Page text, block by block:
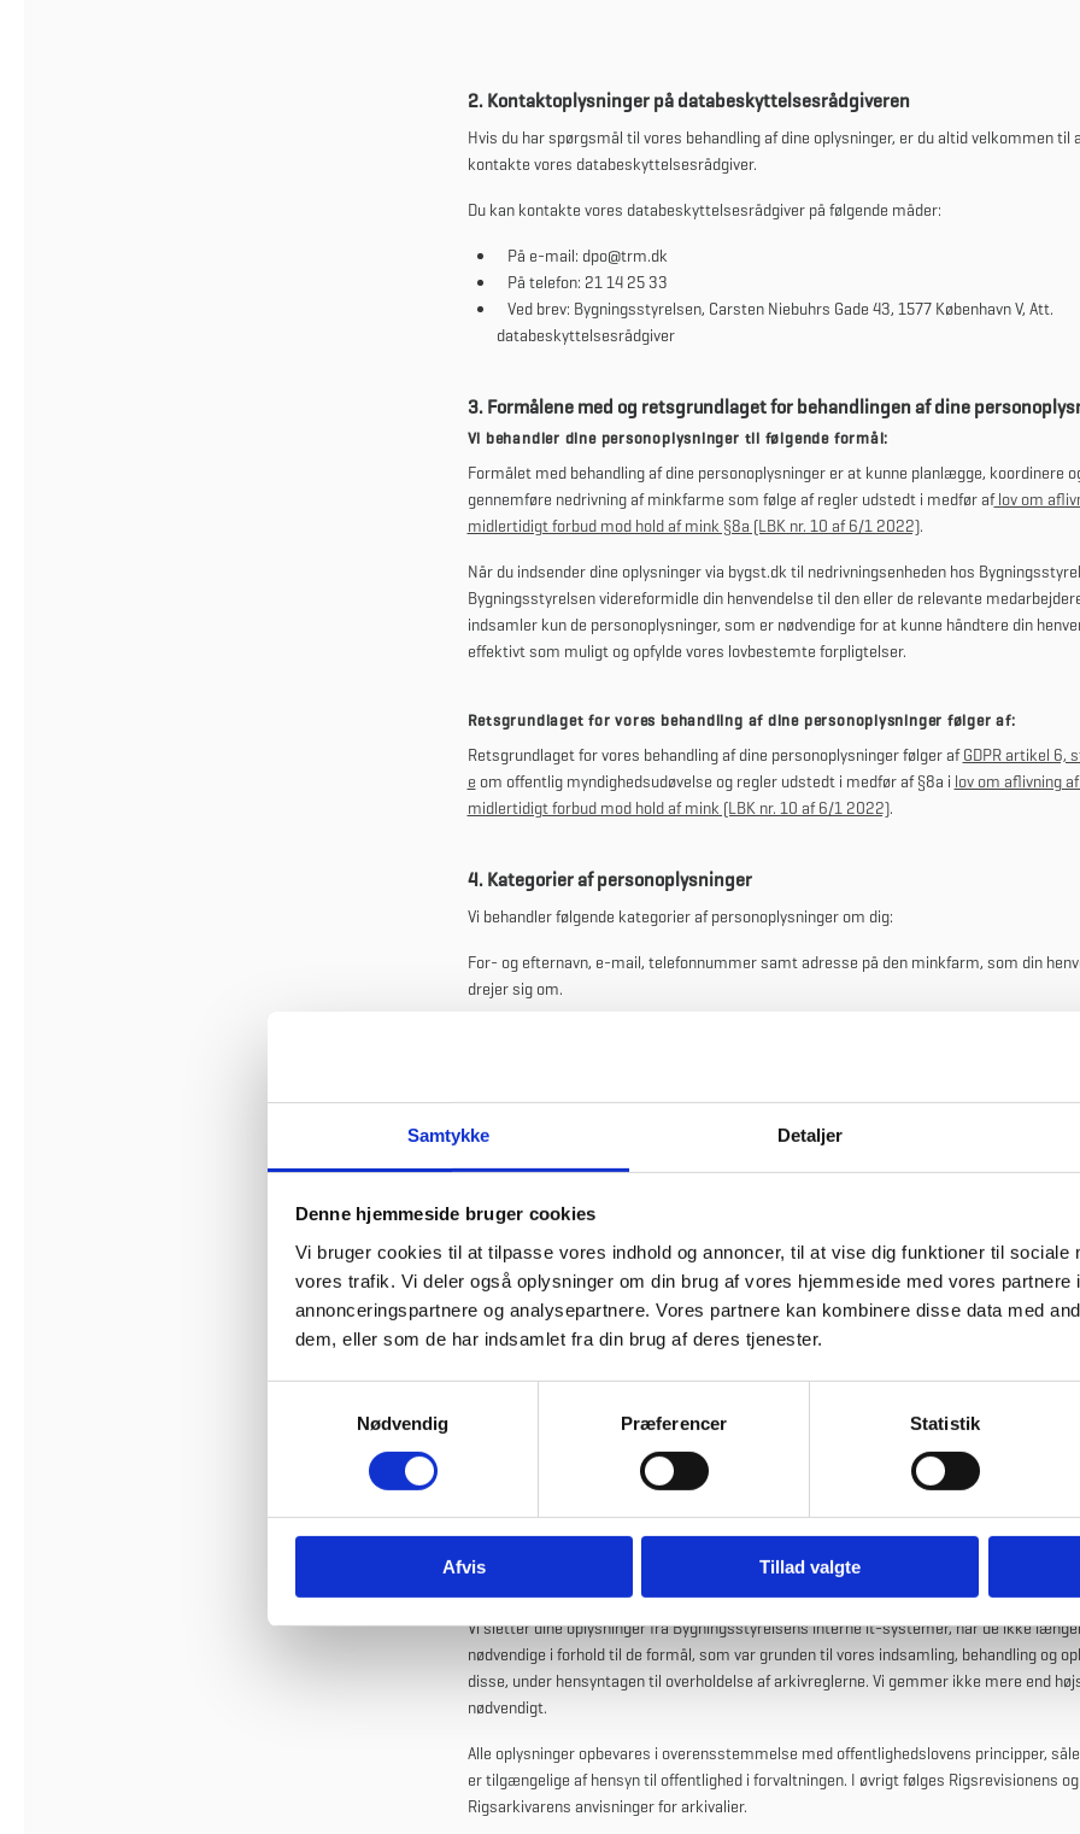
Samtykke Detaljer
Denne hjemmeside bruger cookies
Vi bruger cookies til at tilpasse vores indhold og annoncer, til at vise dig funktioner til sociale
vores trafik. Vi deler også oplysninger om din brug af vores hjemmeside med vores partnere
annonceringspartnere og analysepartnere. Vores partnere kan kombinere disse data med
dem, eller som de har indsamlet fra din brug af deres tjenester.
v
Nødvendig Præferencer Statistik
Afvis Tillad valgte
2. Kontaktoplysninger på databeskyttelsesrådgiveren
Hvis du har spørgsmål til vores behandling af dine oplysninger, er du altid velkommen til
kontakte vores databeskyttelsesrådgiver.
Du kan kontakte vores databeskyttelsesrådgiver på følgende måder:
På e-mail: dpo@trm.dk
På telefon: 21 14 25 33
Ved brev: Bygningsstyrelsen, Carsten Niebuhrs Gade 43, 1577 København V, Att.
databeskyttelsesrådgiver
3. Formålene med og retsgrundlaget for behandlingen af dine
Vi behandler dine personoplysninger til følgende formål:
Formålet med behandling af dine personoplysninger erat kunne planlægge, koordinere
gennemføre nedrivning af minkfarme som følge af regler udstedt i medfør aflov om
midlertidigt forbud mod hold af mink §8a (LBK nr. 10 af 6/1 2022).
Når du indsender dine oplysninger via bygst.dk til nedrivningsenheden hos
Bygningsstyrelsenvidereformidle din henvendelse til den eller de relevante
indsamler kun de personoplysninger, som er nødvendige for at kunne håndtere din
effektivt som muligt og opfylde vores lovbestemte forpligtelser.
Retsgrundlaget for vores behandling af dine personoplysninger følger af:
Retsgrundlaget for vores behandling af dine personoplysninger følger afGDPR artikel 6,
e om offentlig myndighedsudøvelse og regler udstedt i medfør af §8a i lov om aflivning
midlertidigt forbud mod hold af mink (LBK nr. 10 af 6/1 2022).
4. Kategorier af personoplysninger
Vi behandler følgende kategorier af personoplysninger om dig:
For- og efternavn, e-mail, telefonnummer samt adresse på den minkfarm, som din
drejer sig om.
Vi videregiver eller overlader dine personoplysninger til relevante medarbejdere i
Bygningsstyrelsen, Center for Byggeri – Nedrivning. Bygningsstyrelsen kan også vælge at
videreformidle dine oplysninger til relevante medarbejdere hos andre myndigheder eller de
leverandører, som Bygningsstyrelsen har indgået et samarbejde om
såfremt det er relevant for at kunne håndtere din henvendelse.
Vi videregiver kun personoplysninger til andre parter, hvis vi er forpligtet i henhold til
lovgivning – herunder, men ikke begrænset til aktindsigt ifølge offentlighedsloven.
6. Overførsel til modtagere i tredjelande, herunder internationale
Bygningsstyrelsen overfører ikke personhenførbare data for deltagere til tredjelande.
7. Hvor dine personoplysninger stammer fra
Bygningsstyrelsen behandler udelukkende
, som du selv har afgivet til
Bygningsstyrelsen via formularen på hjemmesiden.
8. Opbevaring af dine personoplysninger
Vi sletter dine oplysningerfra Bygningsstyrelsens interne it-systemer, når de ikke
nødvendige i forhold til de formål, som var grunden til vores indsamling, behandling og
disse, under hensyntagen til overholdelse af arkivreglerne. Vi gemmer ikke mere end
nødvendigt.
Alle oplysninger opbevares i overensstemmelse med offentlighedslovens principper,
er tilgængelige af hensyn til offentlighed i forvaltningen. I øvrigt følges Rigsrevisionens og
Rigsarkivarens anvisninger for arkivalier.